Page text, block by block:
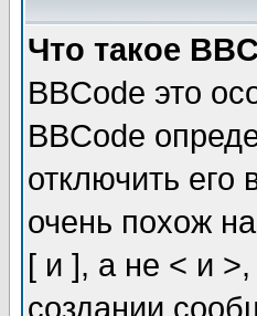
Что такое
BBCode это
BBCode
отключить
очень похож
[ и ], а не < и
создании